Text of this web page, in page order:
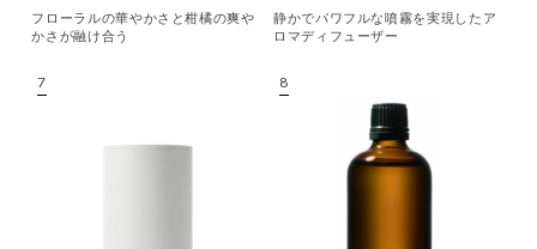
フローラルの華やかさと柑橘の爽や
かさが融け合う
静かでパワフルな噴霧を実現したア
ロマディフューザー